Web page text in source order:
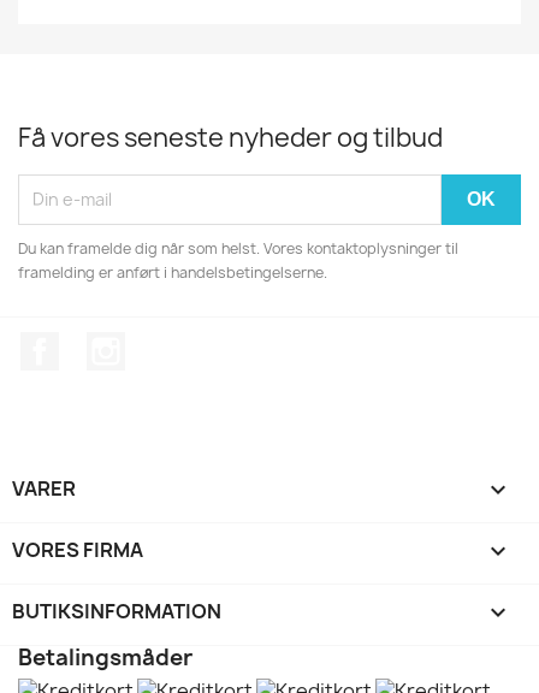
Få vores seneste nyheder og tilbud
Du kan framelde dig når som helst. Vores kontaktoplysninger til
framelding er anført i handelsbetingelserne.
VARER 
VORES FIRMA 
BUTIKSINFORMATION keyboard_arrow_down
Betalingsmåder